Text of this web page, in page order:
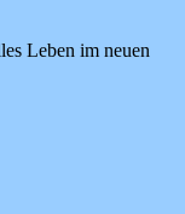
Leben im neuen